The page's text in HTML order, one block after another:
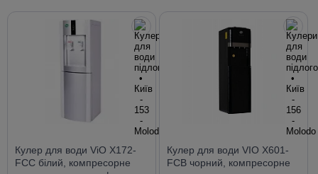
Кулер для води ViO X172-
FCC білий, компресорне
Кулер для води VIO X601-
FCB чорний, компресорне